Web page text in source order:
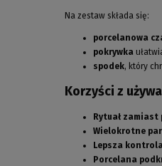
Na zestaw składa się:
porcelanowa
pokrywka
spodek, który
Korzyści z
Rytuał zamiast
Wielokrotne
Lepsza
Porcelana